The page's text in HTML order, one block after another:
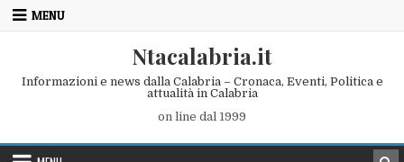
Skip to content
MENU
Ntacalabria.it
Informazioni e news dalla Calabria – Cronaca, Eventi, Politica e
attualità in Calabria
on line dal 1999